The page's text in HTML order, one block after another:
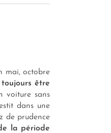
mai, octobre
toujours être
voiture sans
dans une
de prudence
la période